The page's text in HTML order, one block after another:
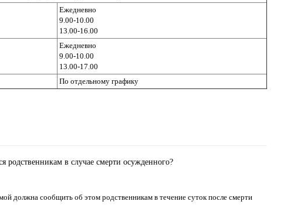
Ежедневно
9.00-10.00
13.00-16.00
Ежедневно
9.00-10.00
13.00-17.00
По отдельному графику
родственникам в случае смерти осужденного?
должна сообщить об этом родственникам в течение суток после смерти